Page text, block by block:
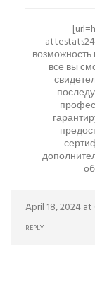
все вы
April 18, 2024 at
REPLY